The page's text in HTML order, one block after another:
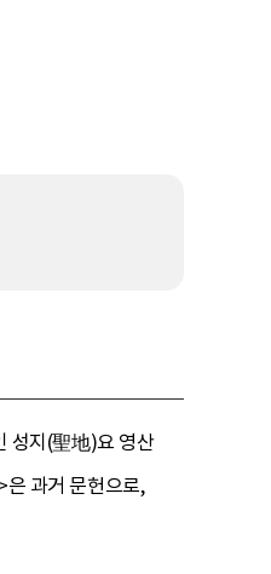
성지(聖地)요 영산
과거 문헌으로,